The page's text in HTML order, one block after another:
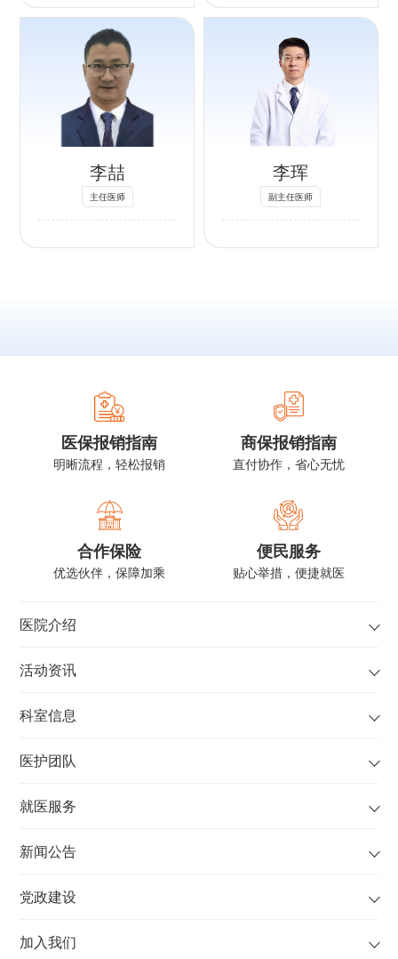
尖医院和学会举办
的学术会议中进行
学术交流和手术演
示；
3.擅长前列腺增生
和肾上腺肿瘤的个
体化诊断和微创手
术治疗，在患者的
个体化治疗方面具
有丰富经验。
北京癌症防治学会
年委员
北京慢性病防治与
健康教育研究会泌
尿及男性生殖系统
北京医学会泌尿外
科学分会基础与转
系结石专业委员会
中国北区泌尿结石
北京医学会泌尿外
科分会尿控学组青
年委员；
北京市中西医结合
学会男科委员会委
员；
北京市中西医结合
学会盆底功能障碍
专业委员会委员；
北京健康促进会泌
培训项目腹腔镜操
吴阶平医学基金会
中国输尿管软镜培
训项目专家。
泄、弱精、少精有
一定治疗经验。
等。
社会任职：
中国性学会性医学
专业委员会常委，
中国中西医结合学
会男科学分会委
员，北京中西医结
合学会男科学分会
常务委员，中华男
​李喆
主任医师
李珲
副主任医师
专长：
男性勃起功能障碍
和早泄的诊断和治
疗，阴茎疾病，前
列腺疾病，生殖系
肿瘤，尿控及压力
性尿失禁疾病，复
性神经手术方面积
长泌外及男科微创
体植入，阴茎增粗
延长、腹腔镜输尿
管成型手术、输尿
管狭窄球囊扩张
术、前列腺球囊扩
裂术、肾盂输尿管
中国临床肿瘤学会
会委员
殖医学分会委员
会青年委员
医学学会老年泌尿
北京医师协会泌尿
医保报销指南
明晰流程，轻松报销
商保报销指南
直付协作，省心无忧
合作保险
优选伙伴，保障加乘
便民服务
贴心举措，便捷就医
医院介绍
活动资讯
科室信息
医护团队
就医服务
新闻公告
党政建设
加入我们